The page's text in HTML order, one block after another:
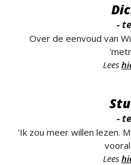
-
Over de eenvoud van
Lees
-
'Ik zou meer willen lezen.
Lees